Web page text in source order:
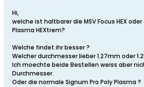
Hi,
welche ist haltbarer die MSV Focus HEX
Plasma HEXtrem?
Welche findet ihr besser ?
Welcher durchmesser lieber 1.27mm oder
Ich moechte beide Bestellen weiss aber
Durchmesser.
Oder die normale Signum Pro Poly Plasma ?